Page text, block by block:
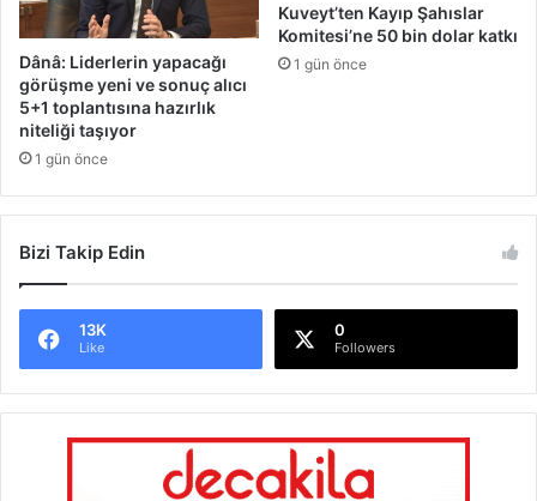
Dânâ: Liderlerin yapacağı
görüşme yeni ve sonuç alıcı
5+1 toplantısına hazırlık
niteliği taşıyor
1 gün önce
Kuveyt’ten Kayıp Şahıslar
Komitesi’ne 50 bin dolar katkı
1 gün önce
Bizi Takip Edin
13K
Like
0
Followers